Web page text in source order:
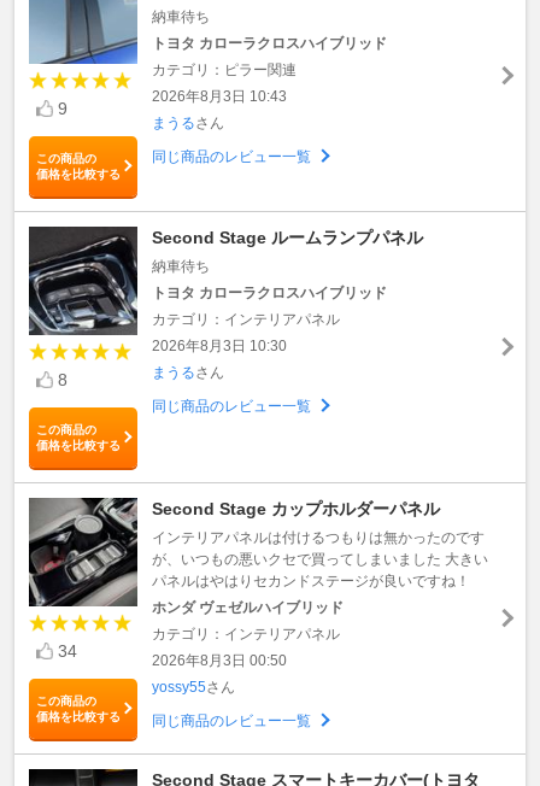
9
この商品の
価格を比較する
納車待ち
トヨタ カローラクロスハイブリッド
カテゴリ：ピラー関連
2026年8月3日 10:43
まうるさん
同じ商品のレビュー一覧
8
この商品の
価格を比較する
Second Stage ルームランプパネル
納車待ち
トヨタ カローラクロスハイブリッド
カテゴリ：インテリアパネル
2026年8月3日 10:30
まうるさん
同じ商品のレビュー一覧
34
この商品の
価格を比較する
Second Stage カップホルダーパネル
インテリアパネルは付けるつもりは無かったのです
が、いつもの悪いクセで買ってしまいました 大きい
パネルはやはりセカンドステージが良いですね！
ホンダ ヴェゼルハイブリッド
カテゴリ：インテリアパネル
2026年8月3日 00:50
yossy55さん
同じ商品のレビュー一覧
Second Stage スマートキーカバー(トヨタ